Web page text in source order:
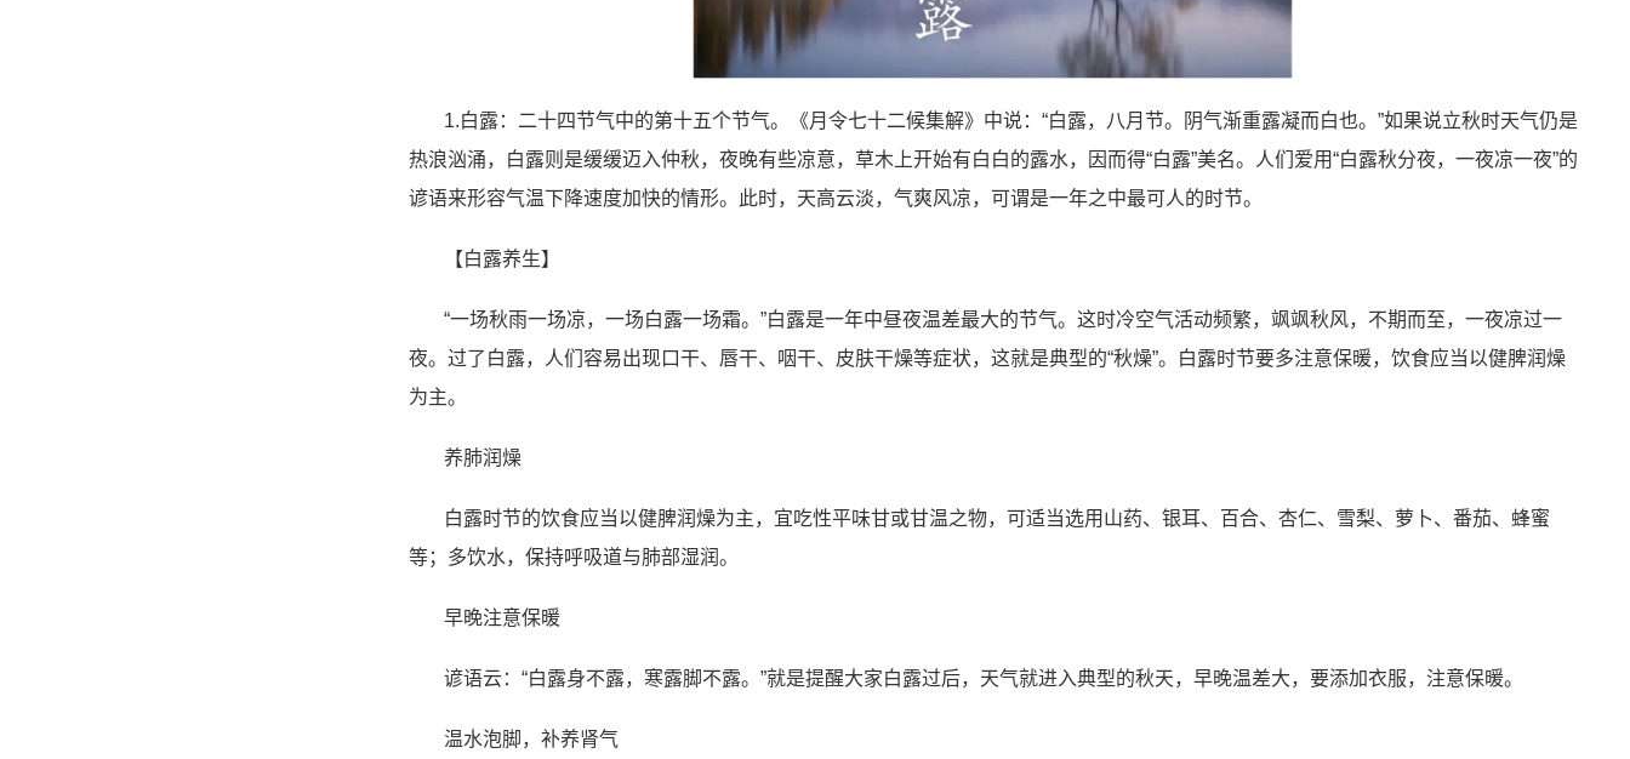
1.白露：二十四节气中的第十五个节气。《月令七十二候集解》中说：“白露，八月节。阴气渐重露凝而白也。”如果说立秋时天气仍是
热浪汹涌，白露则是缓缓迈入仲秋，夜晚有些凉意，草木上开始有白白的露水，因而得“白露”美名。人们爱用“白露秋分夜，一夜凉一夜”的
谚语来形容气温下降速度加快的情形。此时，天高云淡，气爽风凉，可谓是一年之中最可人的时节。
【白露养生】
“一场秋雨一场凉，一场白露一场霜。”白露是一年中昼夜温差最大的节气。这时冷空气活动频繁，飒飒秋风，不期而至，一夜凉过一
夜。过了白露，人们容易出现口干、唇干、咽干、皮肤干燥等症状，这就是典型的“秋燥”。白露时节要多注意保暖，饮食应当以健脾润燥
为主。
养肺润燥
白露时节的饮食应当以健脾润燥为主，宜吃性平味甘或甘温之物，可适当选用山药、银耳、百合、杏仁、雪梨、萝卜、番茄、蜂蜜
等；多饮水，保持呼吸道与肺部湿润。
早晚注意保暖
谚语云：“白露身不露，寒露脚不露。”就是提醒大家白露过后，天气就进入典型的秋天，早晚温差大，要添加衣服，注意保暖。
温水泡脚，补养肾气